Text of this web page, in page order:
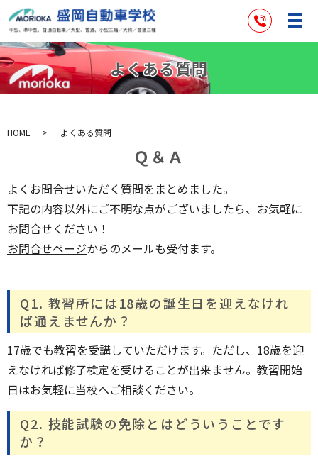
よくある質問
HOME よくある質問
Ｑ＆Ａ
よくお問合せいただく質問をまとめました。
下記の内容以外にご不明な点がございましたら、お気軽に
お問合せください！
お問合せページからのメールも受付ます。
Q1. 教習所には18歳の誕生日を迎えなけれ
ば通えませんか？
17歳でも教習を受講していただけます。ただし、18歳を迎
えなければ修了検定を受けることが出来ません。教習開始
日はお気軽に当校へご相談ください。
Q2. 技能試験の免除とはどういうことです
か？